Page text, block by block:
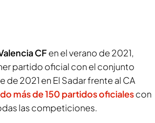
CFen el verano de 2021,
partido oficial con el conjunto
2021 en El Sadar frente al CA
más de 150 partidos oficialescon
las competiciones.